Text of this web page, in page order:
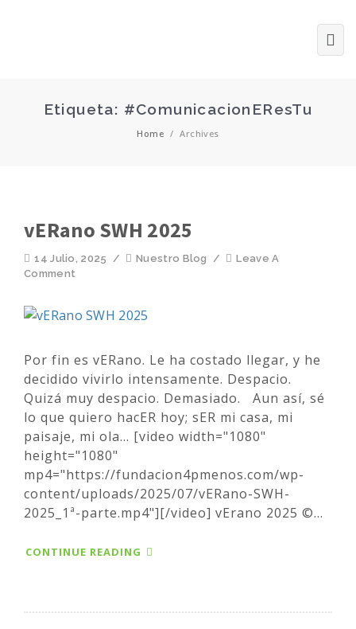
Etiqueta: #ComunicacionEResTu
Home / Archives
vERano SWH 2025
14 Julio, 2025 / Nuestro Blog /
Leave A
Comment
Por fin es vERano. Le ha costado llegar, y he
decidido vivirlo intensamente. Despacio.
Quizá muy despacio. Demasiado. Aun así, sé
lo que quiero hacER hoy; sER mi casa, mi
paisaje, mi ola... [video width="1080"
height="1080"
mp4="https://fundacion4pmenos.com/wp-
content/uploads/2025/07/vERano-SWH-
2025_1ª-parte.mp4"][/video] vErano 2025 ©...
CONTINUE READING